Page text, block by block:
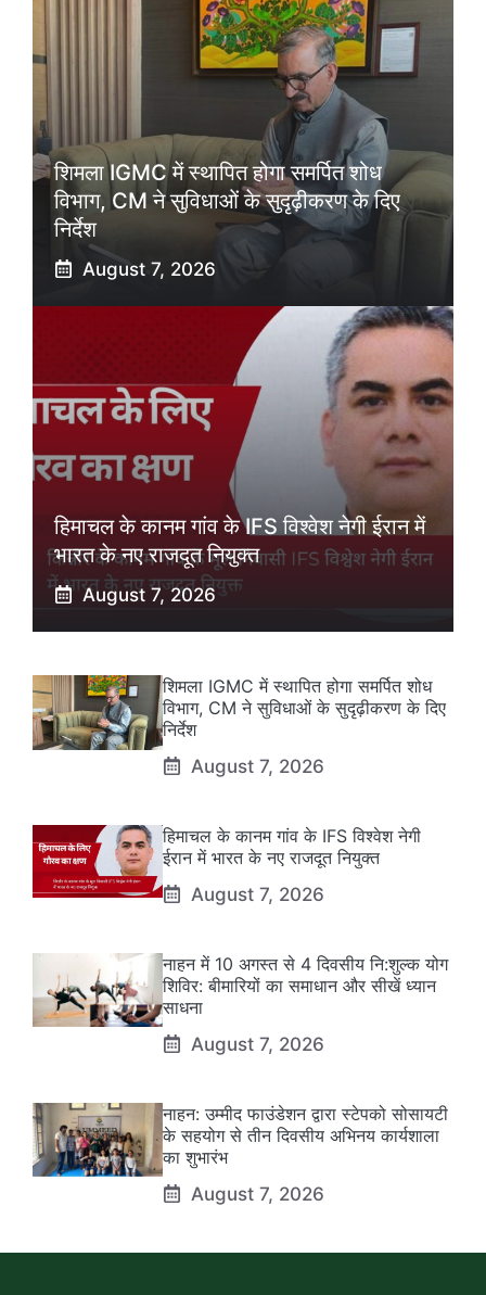
शिमला IGMC में स्थापित होगा समर्पित शोध
विभाग, CM ने सुविधाओं के सुदृढ़ीकरण के दिए
निर्देश
August 7, 2026
हिमाचल के कानम गांव के IFS विश्वेश नेगी ईरान में
भारत के नए राजदूत नियुक्त
August 7, 2026
शिमला IGMC में स्थापित होगा समर्पित शोध
विभाग, CM ने सुविधाओं के सुदृढ़ीकरण के दिए
निर्देश
August 7, 2026
हिमाचल के कानम गांव के IFS विश्वेश नेगी
ईरान में भारत के नए राजदूत नियुक्त
August 7, 2026
नाहन में 10 अगस्त से 4 दिवसीय नि:शुल्क योग
शिविर: बीमारियों का समाधान और सीखें ध्यान
साधना
August 7, 2026
नाहन: उम्मीद फाउंडेशन द्वारा स्टेपको सोसायटी
के सहयोग से तीन दिवसीय अभिनय कार्यशाला
का शुभारंभ
August 7, 2026